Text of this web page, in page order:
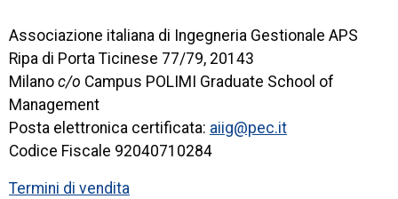
Associazione italiana di Ingegneria Gestionale APS
Ripa di Porta Ticinese 77/79, 20143
Milano c/o Campus POLIMI Graduate School of
Management
Posta elettronica certificata: aiig@pec.it
Codice Fiscale 92040710284
Termini di vendita